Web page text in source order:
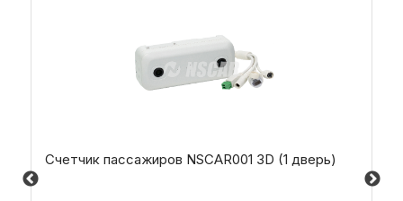
Счетчик пассажиров NSCAR001 3D (1 дверь)